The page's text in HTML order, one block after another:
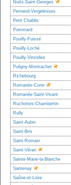
Nuits-Saint-Georges
Pernand-Vergelesses
Petit Chablis
Pommard
Pouilly-Fuissé
Pouilly-Loché
Pouilly-Vinzelles
Puligny-Montrachet
Richebourg
Romanée-Conti
Romanée-Saint-Vivant
Ruchottes-Chambertin
Rully
Saint-Aubin
Saint-Bris
Saint-Romain
Saint-Véran
Sainte-Marie-la-Blanche
Santenay
Saône-et-Loire